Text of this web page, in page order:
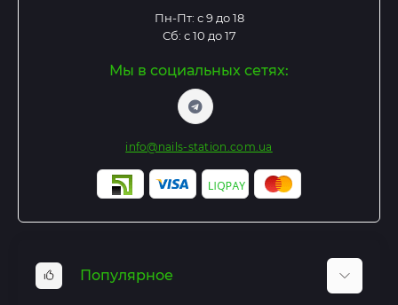
Пн-Пт: с 9 до 18
Сб: с 10 до 17
Мы в социальных сетях:
info@nails-station.com.ua
Популярное